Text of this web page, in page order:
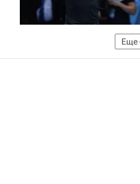
Еще
Итоговый турнир Ассоциации теннисистов-профессионалов (АТР) в Лондоне, 13-20 ноября 2016 года